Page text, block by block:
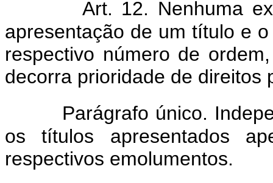
Art. 12. Nenhuma
apresentação de um título e
respectivo número de
decorra prioridade de direitos
Parágrafo único.
os títulos apresentados
respectivos emolumentos.